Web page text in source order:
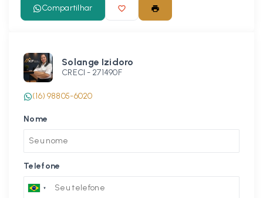
Compartilhar
Solange Izidoro
CRECI - 271490F
(16) 98805-6020
Nome
Telefone